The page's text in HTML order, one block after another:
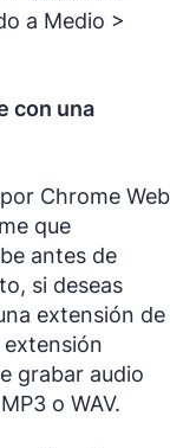
a Medio >
con una
Chrome Web
que
antes de
si deseas
extensión de
grabar audio
o WAV.